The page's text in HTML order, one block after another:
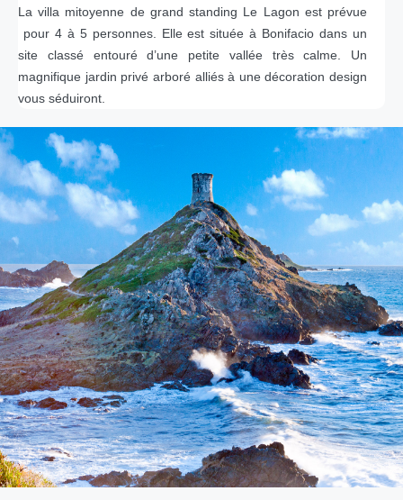
La villa mitoyenne de grand standing Le Lagon est prévue
pour 4 à 5 personnes. Elle est située à Bonifacio dans un
site classé entouré d’une petite vallée très calme. Un
magnifique jardin privé arboré alliés à une décoration design
vous séduiront.